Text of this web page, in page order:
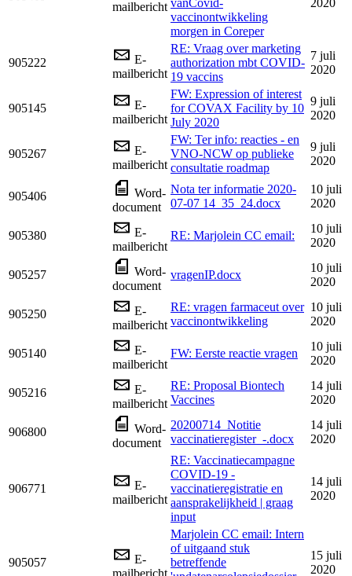
mailbericht vanCovid-
vaccinontwikkeling
morgen in Coreper
2020
905222
E-
mailbericht
RE: Vraag over marketing
authorization mbt COVID-
19 vaccins
7 juli
2020
905145
E-
mailbericht
FW: Expression of interest
for COVAX Facility by 10
July 2020
9 juli
2020
905267
E-
mailbericht
FW: Ter info: reacties - en
VNO-NCW op publieke
consultatie roadmap
9 juli
2020
905406
Word-
document
Nota ter informatie 2020-
07-07 14_35_24.docx
10 juli
2020
905380
E-
mailbericht
RE: Marjolein CC email:
10 juli
2020
905257
Word-
document
vragenIP.docx
10 juli
2020
905250
E-
mailbericht
RE: vragen farmaceut over
vaccinontwikkeling
10 juli
2020
905140
E-
mailbericht
FW: Eerste reactie vragen
10 juli
2020
905216
E-
mailbericht
RE: Proposal Biontech
Vaccines
14 juli
2020
906800
Word-
document
20200714_Notitie
vaccinatieregister_-.docx
14 juli
2020
906771
E-
mailbericht
RE: Vaccinatiecampagne
COVID-19 -
vaccinatieregistratie en
aansprakelijkheid | graag
input
14 juli
2020
905057
E-
Marjolein CC email: Intern
of uitgaand stuk
betreffende
15 juli
2020